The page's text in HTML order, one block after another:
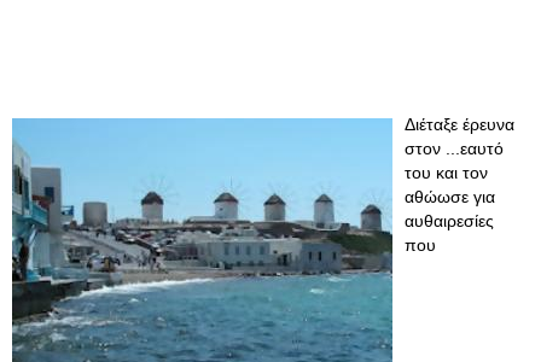
Διέταξε έρευνα
στον ...εαυτό
του και τον
αθώωσε για
αυθαιρεσίες
που